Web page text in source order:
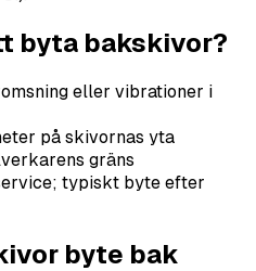
byta bakskivor?
eller vibrationer i
på skivornas yta
gräns
typiskt byte efter
byte bak